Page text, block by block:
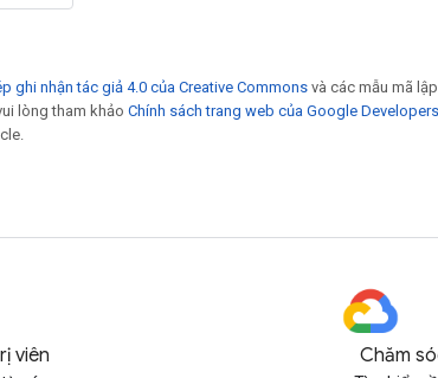
ghi nhận tác giả 4.0 của Creative Commons và các mẫu mã lập
lòng tham khảo Chính sách trang web của Google Developers
viên Chăm